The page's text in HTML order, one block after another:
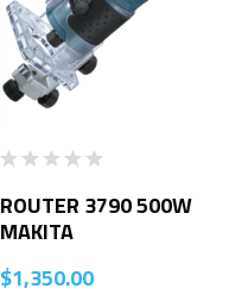
ROUTER 3790 500W
MAKITA
$1,350.00